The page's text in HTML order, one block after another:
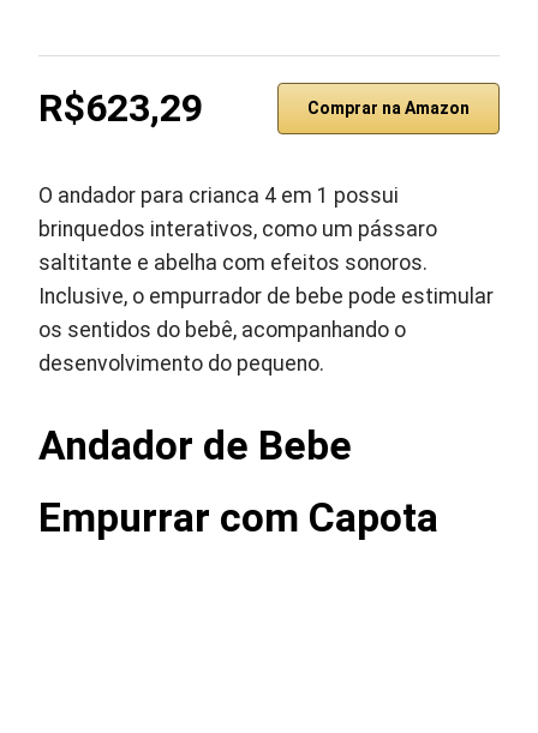
R$623,29 Comprar na Amazon
O andador para crianca 4 em 1 possui
brinquedos interativos, como um pássaro
saltitante e abelha com efeitos sonoros.
Inclusive, o empurrador de bebe pode estimular
os sentidos do bebê, acompanhando o
desenvolvimento do pequeno.
Andador de Bebe
Empurrar com Capota